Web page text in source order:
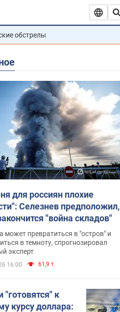
обстрелы
для россиян плохие
Селезнев предположил,
"война складов"
может превратиться в "остров" и
в темноту, спрогнозировал
эксперт
16:00 61,9 т.
"готовятся" к
курсу доллара: